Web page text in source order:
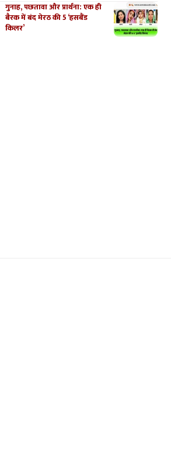
गुनाह, पछतावा और प्रार्थना: एक ही
बैरक में बंद मेरठ की 5 ‘हसबैंड
किलर’